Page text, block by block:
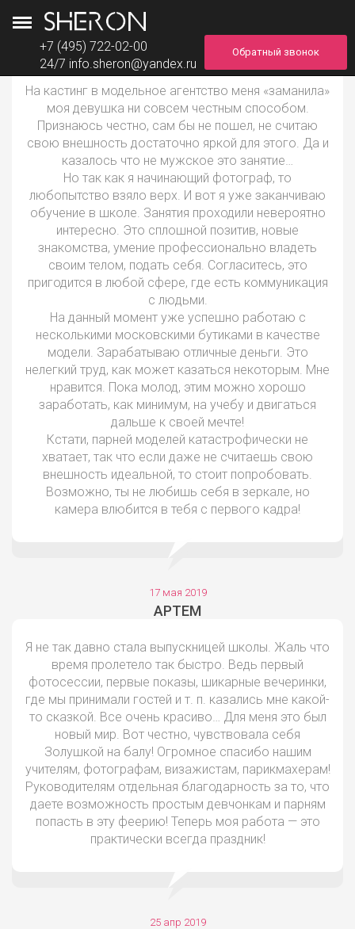
Обратный звонок
+7 (495) 722-02-00
24/7 info.sheron@yandex.ru
На кастинг в модельное агентство меня «заманила»
моя девушка ни совсем честным способом.
Признаюсь честно, сам бы не пошел, не считаю
свою внешность достаточно яркой для этого. Да и
казалось что не мужское это занятие…
Но так как я начинающий фотограф, то
любопытство взяло верх. И вот я уже заканчиваю
обучение в школе. Занятия проходили невероятно
интересно. Это сплошной позитив, новые
знакомства, умение профессионально владеть
своим телом, подать себя. Согласитесь, это
пригодится в любой сфере, где есть коммуникация
с людьми.
На данный момент уже успешно работаю с
несколькими московскими бутиками в качестве
модели. Зарабатываю отличные деньги. Это
нелегкий труд, как может казаться некоторым. Мне
нравится. Пока молод, этим можно хорошо
заработать, как минимум, на учебу и двигаться
дальше к своей мечте!
Кстати, парней моделей катастрофически не
хватает, так что если даже не считаешь свою
внешность идеальной, то стоит попробовать.
Возможно, ты не любишь себя в зеркале, но
камера влюбится в тебя с первого кадра!
17 мая 2019
АРТЕМ
Я не так давно стала выпускницей школы. Жаль что
время пролетело так быстро. Ведь первый
фотосессии, первые показы, шикарные вечеринки,
где мы принимали гостей и т. п. казались мне какой-
то сказкой. Все очень красиво… Для меня это был
новый мир. Вот честно, чувствовала себя
Золушкой на балу! Огромное спасибо нашим
учителям, фотографам, визажистам, парикмахерам!
Руководителям отдельная благодарность за то, что
даете возможность простым девчонкам и парням
попасть в эту феерию! Теперь моя работа — это
практически всегда праздник!
25 апр 2019